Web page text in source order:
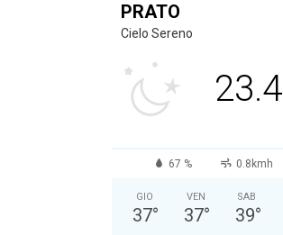
PRATO
Cielo Sereno
23.4
67 % 0.8kmh
GIO
37°
VEN
37°
SAB
39°